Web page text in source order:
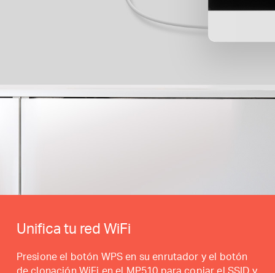
Unifica tu red WiFi
Presione el botón WPS en su enrutador y el botón
de clonación WiFi en el MP510 para copiar el SSID y